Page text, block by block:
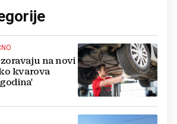
na novi
kvarova